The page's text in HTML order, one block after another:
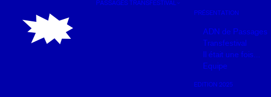
PASSAGES TRANSFESTIVAL
PRÉSENTATION
ADN de Passages
Transfestival
Il était une fois…
Equipe
EDITION 2025
Panneau de gestion des cookies